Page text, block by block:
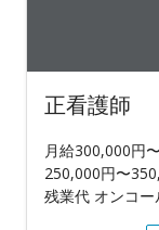
正看護師
月給300,000円
250,000円〜
残業代 オンコ